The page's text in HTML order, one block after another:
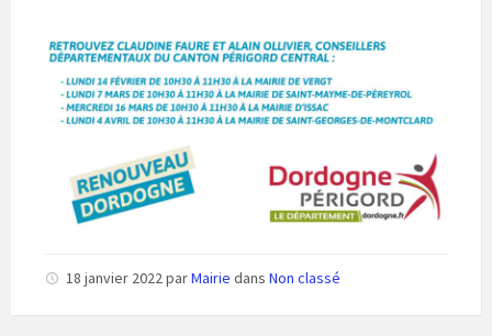
18 janvier 2022parMairie dans Non classé